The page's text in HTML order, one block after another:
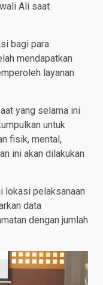
Ali saat
bagi para
mendapatkan
layanan
yang selama ini
untuk
fisik, mental,
ini akan dilakukan
lokasi pelaksanaan
data
dengan jumlah